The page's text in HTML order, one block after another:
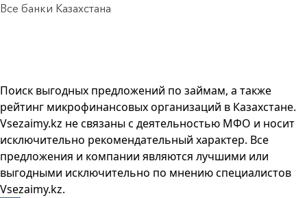
Все банки Казахстана
Поиск выгодных предложений по займам, а также
рейтинг микрофинансовых организаций в Казахстане.
Vsezaimy.kz не связаны с деятельностью МФО и носит
исключительно рекомендательный характер. Все
предложения и компании являются лучшими или
выгодными исключительно по мнению специалистов
Vsezaimy.kz.